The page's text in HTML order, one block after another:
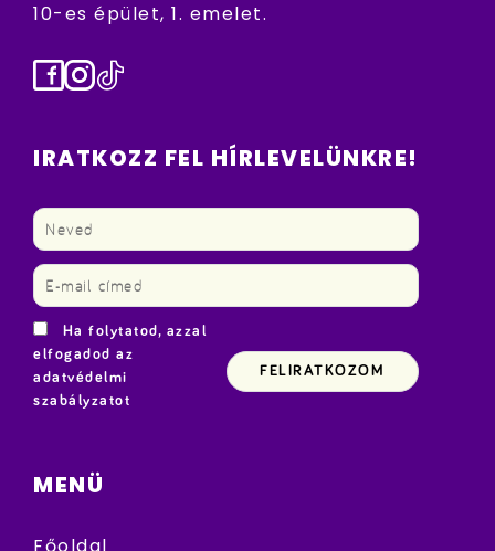
10-es épület, 1. emelet.
Facebook
Instagram
TikTok
IRATKOZZ FEL HÍRLEVELÜNKRE!
Ha folytatod, azzal
elfogadod az
adatvédelmi
szabályzatot
MENÜ
Főoldal